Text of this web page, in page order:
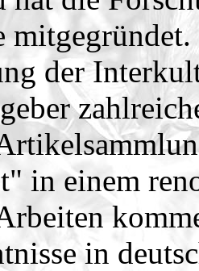
der
in einem
in